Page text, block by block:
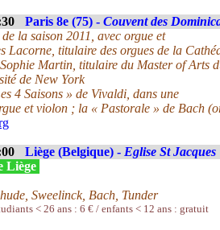
Paris 8e (75) - Couvent des
la saison 2011, avec orgue et
Lacorne, titulaire des orgues de la
Martin, titulaire du Master of Arts
de New York
4 Saisons » de Vivaldi, dans une
et violon ; la « Pastorale » de Bach
Liège (Belgique) - Eglise St Jacques
Liège
Sweelinck, Bach, Tunder
< 26 ans : 6 € / enfants < 12 ans : gratuit